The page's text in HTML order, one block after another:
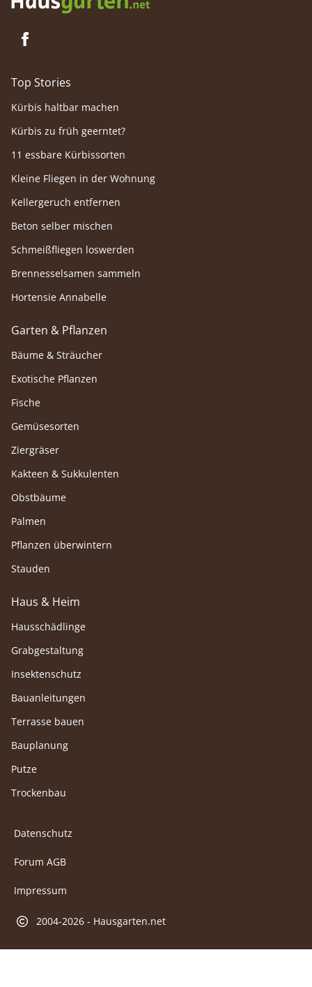
Top Stories
Kürbis haltbar machen
Kürbis zu früh geerntet?
11 essbare Kürbissorten
Kleine Fliegen in der Wohnung
Kellergeruch entfernen
Beton selber mischen
Schmeißfliegen loswerden
Brennesselsamen sammeln
Hortensie Annabelle
Garten & Pflanzen
Bäume & Sträucher
Exotische Pflanzen
Fische
Gemüsesorten
Ziergräser
Kakteen & Sukkulenten
Obstbäume
Palmen
Pflanzen überwintern
Stauden
Haus & Heim
Hausschädlinge
Grabgestaltung
Insektenschutz
Bauanleitungen
Terrasse bauen
Bauplanung
Putze
Trockenbau
Datenschutz
Forum AGB
Impressum
2004-2026 - Hausgarten.net